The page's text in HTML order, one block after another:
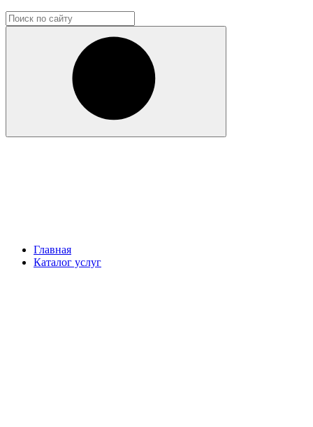
Главная
Каталог услуг